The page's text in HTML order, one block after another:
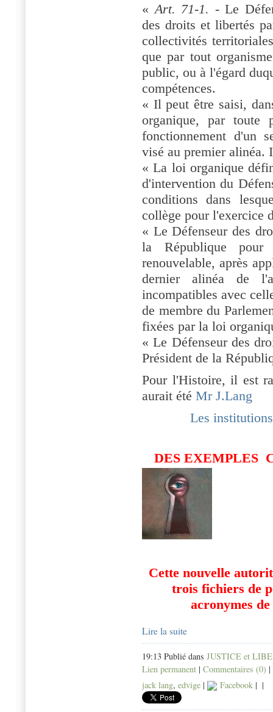
« Art. 71-1. - Le
des droits et libertés
collectivités
que par tout
public, ou à l'égard
compétences.
« Il peut être saisi,
organique, par toute
fonctionnement d'un
visé au premier alinéa.
« La loi organique
d'intervention du
conditions dans
collège pour l'exercice
« Le Défenseur des
la République
renouvelable, après
dernier alinéa de
incompatibles avec
de membre du
fixées par la loi
« Le Défenseur des
Président de la
Pour l'Histoire, il est
aurait été Mr J.Lang
Les
DES EXEMPLES
Cette nouvelle
trois fichiers de
acronymes
Lire la suite
19:13 Publié dans JUSTICE et
Lien permanent | Commentaires (0)
jack lang, edvige | Facebook | |